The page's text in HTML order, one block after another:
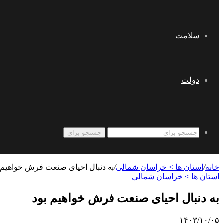
سلامت
دولت
جستجو برای
خانه/ استان ها > خراسان شمالی/به دنبال احیای صنعت فرش خواهیم
استان ها > خراسان شمالی
به دنبال احیای صنعت فرش خواهیم بود
۱۴۰۳/۱۰/۰۵